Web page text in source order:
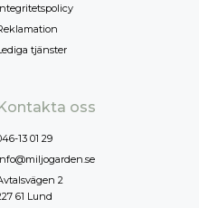
tjänster
oss
13 01 29
2
61 Lund